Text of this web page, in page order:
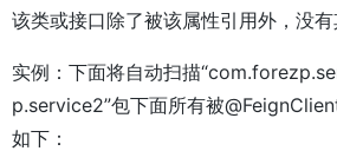
该类或接口除了被该属性引用外，没有
实例：下面将自动扫描
p.service2”包下面所有被
如下：